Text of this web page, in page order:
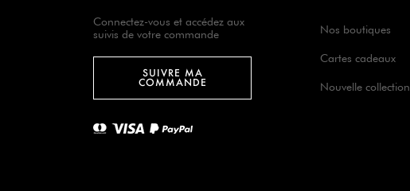
Connectez-vous et accédez aux
suivis de votre commande
SUIVRE MA
COMMANDE
Nos boutiques
Cartes cadeaux
Nouvelle collection